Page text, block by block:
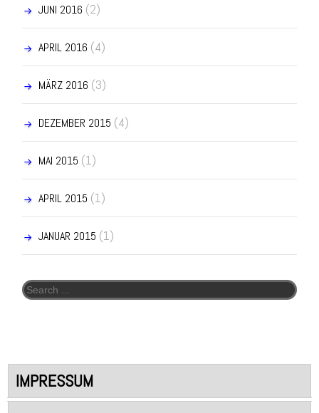
JUNI 2016 (2)
APRIL 2016 (4)
MÄRZ 2016 (3)
DEZEMBER 2015 (4)
MAI 2015 (1)
APRIL 2015 (1)
JANUAR 2015 (1)
Search for:
IMPRESSUM